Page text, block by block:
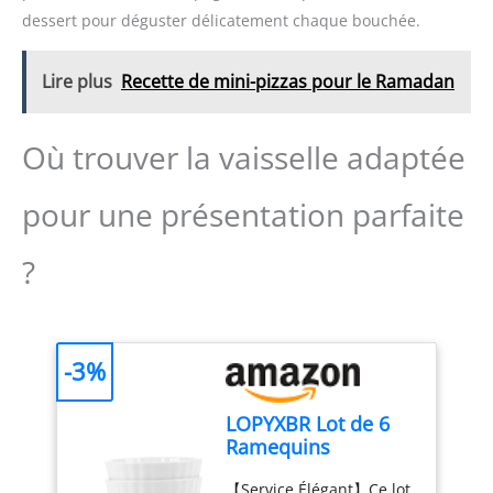
dessert pour déguster délicatement chaque bouchée.
Lire plus Recette de mini-pizzas pour le Ramadan
Où trouver la vaisselle adaptée
pour une présentation parfaite
?
LOPYXBR Lot de 6
Ramequins
-3%